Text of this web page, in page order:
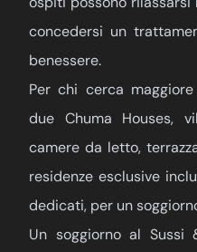
concedersi un
benessere.
Per chi cerca
due Chuma Houses,
camere da letto,
residenze esclusive
dedicati, per un
Un soggiorno al Sussi